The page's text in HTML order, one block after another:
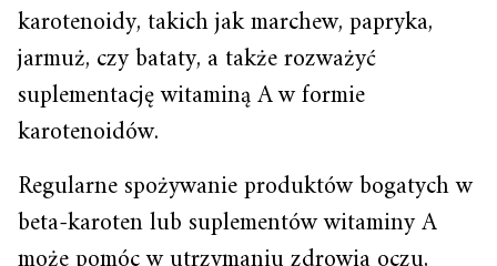
karotenoidy, takich jak marchew, papryka,
jarmuż, czy bataty, a także rozważyć
suplementację witaminą A w formie
karotenoidów.
Regularne spożywanie produktów bogatych w
beta-karoten lub suplementów witaminy A